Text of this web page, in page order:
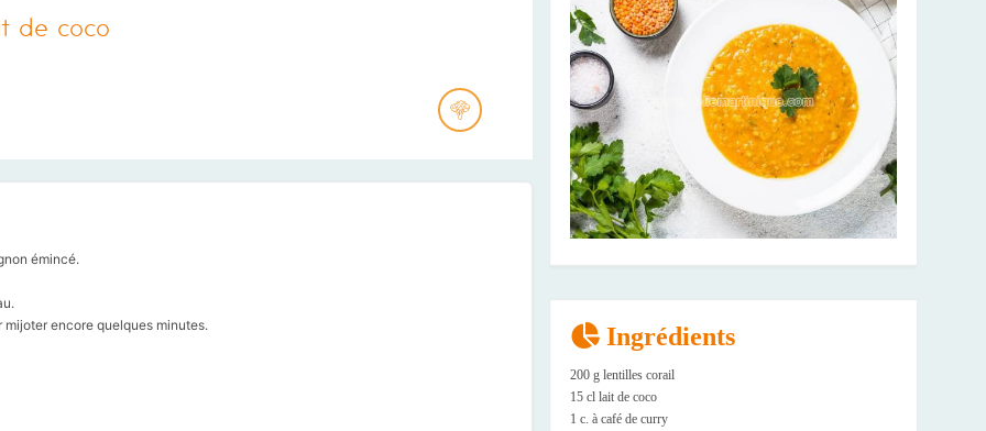
de coco
émincé.
encore quelques minutes.
Ingrédients
200 g lentilles corail
15 cl lait de coco
1 c. à café de curry